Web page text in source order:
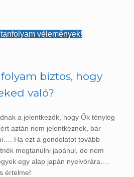
vélemények!
biztos, hogy
való?
a jelentkezők, hogy Ők tényleg
aztán nem jelentkeznek, bár
Ha ezt a gondolatot tovább
megtanulni japánul, de nem
egy alap japán nyelvórára….
értelme!